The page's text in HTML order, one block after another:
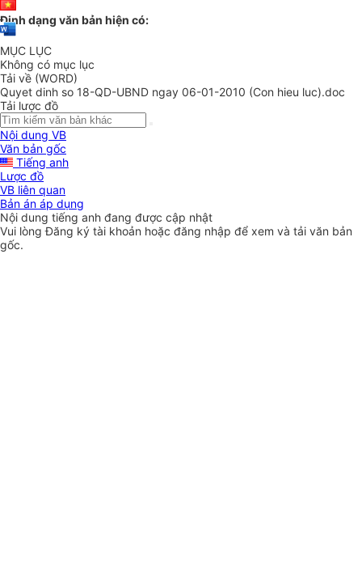
Định dạng văn bản hiện có:
MỤC LỤC
Không có mục lục
Tải về (WORD)
Quyet dinh so 18-QD-UBND ngay 06-01-2010 (Con hieu luc).doc
Tải lược đồ
Nội dung VB
Văn bản gốc
Tiếng anh
Lược đồ
VB liên quan
Bản án áp dụng
Nội dung tiếng anh đang được cập nhật
Vui lòngĐăng ký tài khoản hoặc đăng nhập để xem và tải văn bản
gốc.